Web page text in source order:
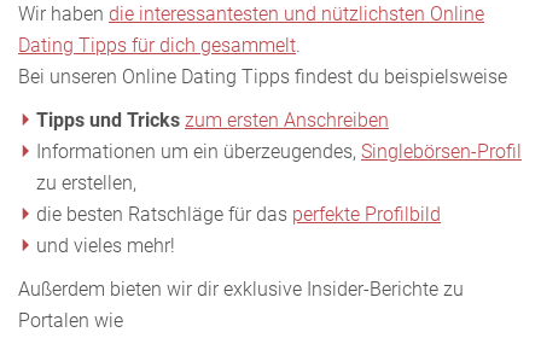
Wir haben die interessantesten und nützlichsten Online
Dating Tipps für dich gesammelt.
Bei unseren Online Dating Tipps findest du beispielsweise
Tipps und Tricks zum ersten Anschreiben
Informationen um ein überzeugendes, Singlebörsen-Profil
zu erstellen,
die besten Ratschläge für das perfekte Profilbild
und vieles mehr!
Außerdem bieten wir dir exklusive Insider-Berichte zu
Portalen wie